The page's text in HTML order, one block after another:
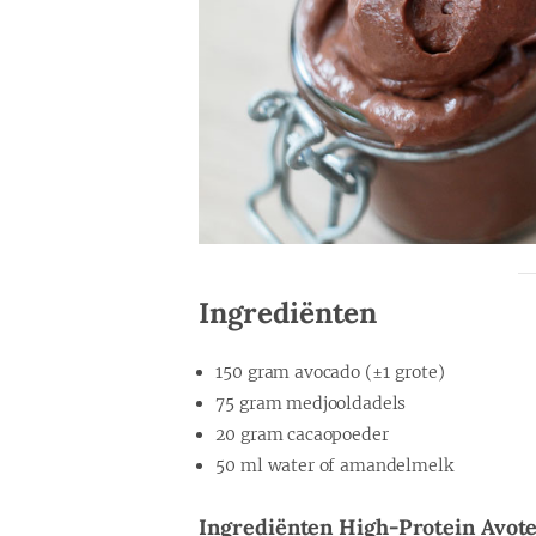
Ingrediënten
150 gram avocado (±1 grote)
75 gram medjooldadels
20 gram cacaopoeder
50 ml water of amandelmelk
Ingrediënten High-Protein